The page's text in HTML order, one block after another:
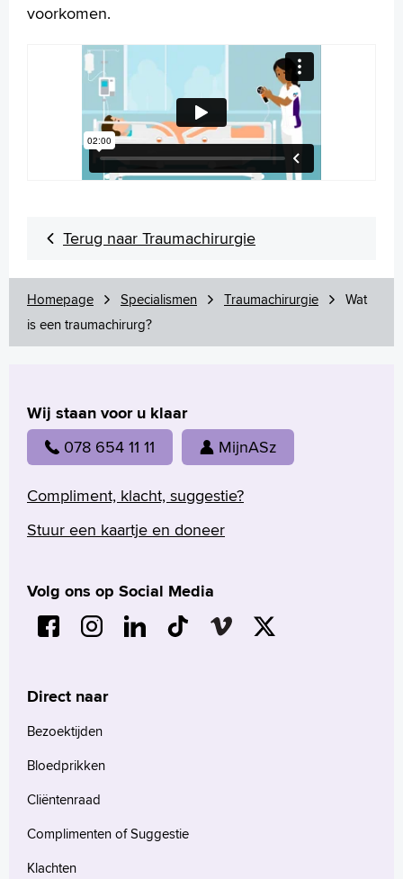
voorkomen.
Terug naar Traumachirurgie
Homepage Specialismen Traumachirurgie
Wat
is een traumachirurg?
Wij staan voor u klaar
078 654 11 11 MijnASz
Compliment, klacht, suggestie?
Stuur een kaartje en doneer
Volg ons op Social Media
Direct naar
Bezoektijden
Bloedprikken
Cliëntenraad
Complimenten of Suggestie
Klachten